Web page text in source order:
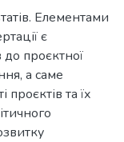
Елементами
є
проєктної
а саме
та їх